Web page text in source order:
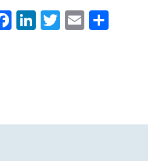
Facebook
LinkedIn
Twitter
Email